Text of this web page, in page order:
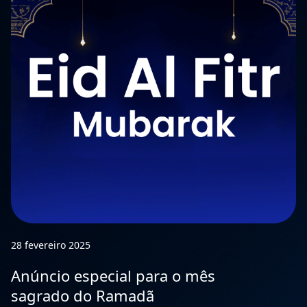
28 fevereiro 2025
Anúncio especial para o mês
sagrado do Ramadã